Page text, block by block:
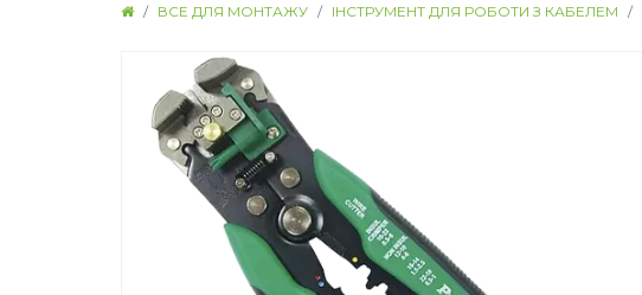
ВСЕ ДЛЯ МОНТАЖУ ІНСТРУМЕНТ ДЛЯ РОБОТИ З КАБЕЛЕМ